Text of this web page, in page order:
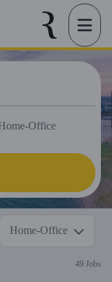
Home-Office
49 Jobs